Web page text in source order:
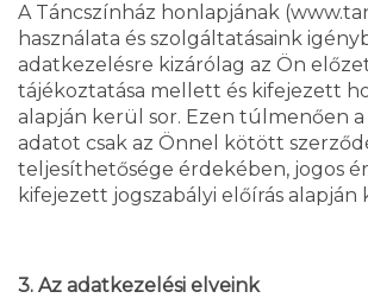
A Táncszínház honlapjának
használata és szolgáltatásaink
adatkezelésre kizárólag az Ön
tájékoztatása mellett és kifejezett
alapján kerül sor. Ezen túlmenően a
adatot csak az Önnel kötött
teljesíthetősége érdekében, jogos
kifejezett jogszabályi előírás alapján
3. Az adatkezelési elveink